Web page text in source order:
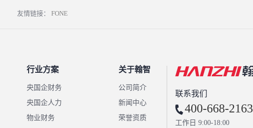
友情链接： FONE
行业方案
央国企财务
央国企人力
物业财务
关于翰智
公司简介
新闻中心
荣誉资质
联系我们
400-668-2163
工作日 9:00-18:00